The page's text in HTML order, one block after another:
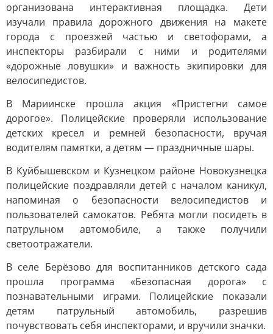
организована интерактивная площадка. Дети
изучали правила дорожного движения на макете
города с проезжей частью и светофорами, а
инспекторы разбирали с ними и родителями
«дорожные ловушки» и важность экипировки для
велосипедистов.
В Мариинске прошла акция «Пристегни самое
дорогое». Полицейские проверяли использование
детских кресел и ремней безопасности, вручая
водителям памятки, а детям — праздничные шары.
В Куйбышевском и Кузнецком районе Новокузнецка
полицейские поздравляли детей с началом каникул,
напоминая о безопасности велосипедистов и
пользователей самокатов. Ребята могли посидеть в
патрульном автомобиле, а также получили
светоотражатели.
В селе Берёзово для воспитанников детского сада
прошла программа «Безопасная дорога» с
познавательными играми. Полицейские показали
детям патрульный автомобиль, разрешив
почувствовать себя инспекторами, и вручили значки.